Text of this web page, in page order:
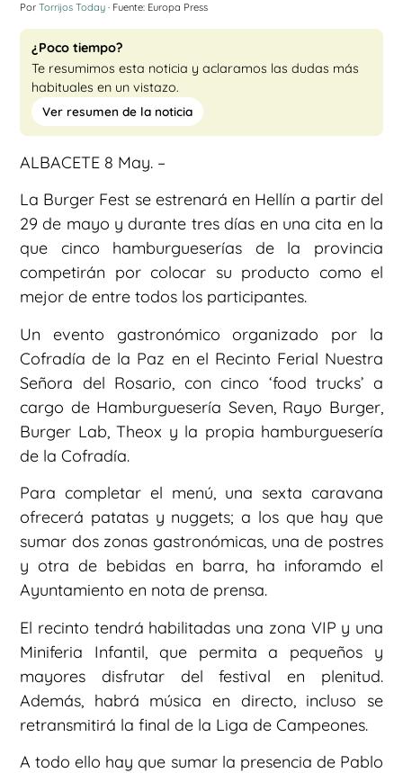
Por Torrijos Today · Fuente: Europa Press
¿Poco tiempo?
Te resumimos esta noticia y aclaramos las dudas más
habituales en un vistazo.
Ver resumen de la noticia
ALBACETE 8 May. –
La Burger Fest se estrenará en Hellín a partir del
29 de mayo y durante tres días en una cita en la
que cinco hamburgueserías de la provincia
competirán por colocar su producto como el
mejor de entre todos los participantes.
Un evento gastronómico organizado por la
Cofradía de la Paz en el Recinto Ferial Nuestra
Señora del Rosario, con cinco ‘food trucks’ a
cargo de Hamburguesería Seven, Rayo Burger,
Burger Lab, Theox y la propia hamburguesería
de la Cofradía.
Para completar el menú, una sexta caravana
ofrecerá patatas y nuggets; a los que hay que
sumar dos zonas gastronómicas, una de postres
y otra de bebidas en barra, ha inforamdo el
Ayuntamiento en nota de prensa.
El recinto tendrá habilitadas una zona VIP y una
Miniferia Infantil, que permita a pequeños y
mayores disfrutar del festival en plenitud.
Además, habrá música en directo, incluso se
retransmitirá la final de la Liga de Campeones.
A todo ello hay que sumar la presencia de Pablo